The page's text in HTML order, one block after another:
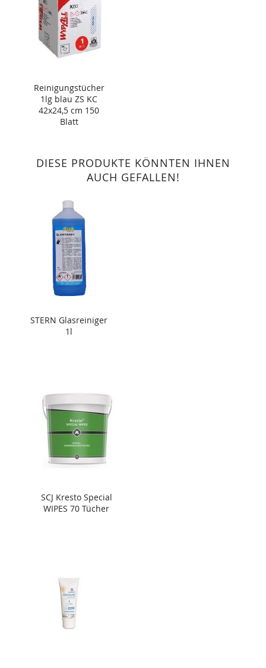
Reinigungstücher
1lg blau ZS KC
42x24,5 cm 150
Blatt
DIESE PRODUKTE KÖNNTEN IHNEN
AUCH GEFALLEN!
STERN Glasreiniger
1l
SCJ Kresto Special
WIPES 70 Tücher